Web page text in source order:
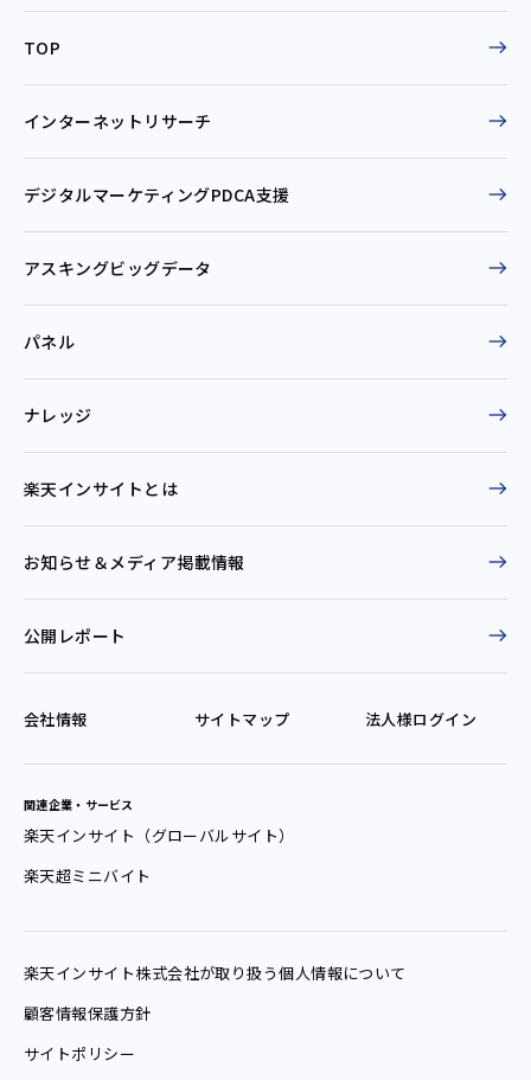
TOP
インターネットリサーチ
デジタルマーケティングPDCA支援
アスキングビッグデータ
パネル
ナレッジ
楽天インサイトとは
お知らせ＆ メディア掲載情報
公開レポート
会社情報 サイトマップ 法人様ログイン
関連企業・サービス
楽天インサイト（グローバルサイト）
楽天超ミニバイト
楽天インサイト株式会社が取り扱う個人情報について
顧客情報保護方針
サイトポリシー